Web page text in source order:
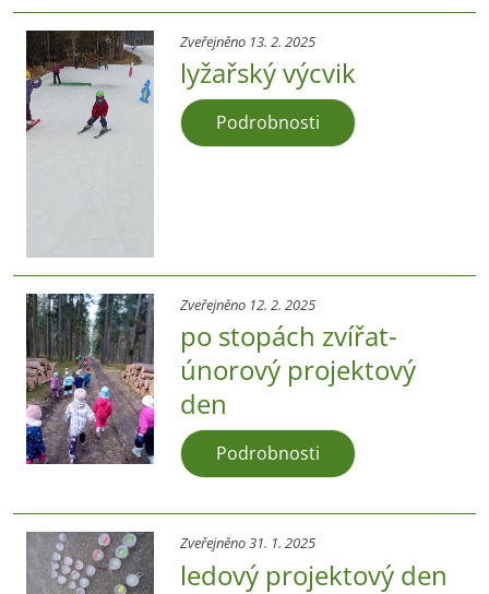
Zveřejněno 13. 2. 2025
lyžařský výcvik
Podrobnosti
Zveřejněno 12. 2. 2025
po stopách zvířat-
únorový projektový
den
Podrobnosti
Zveřejněno 31. 1. 2025
ledový projektový den